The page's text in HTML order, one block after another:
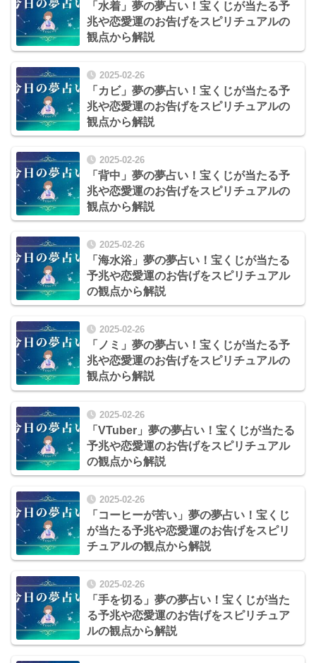
「水着」夢の夢占い！宝くじが当たる予
兆や恋愛運のお告げをスピリチュアルの
観点から解説
2025-02-26
「カビ」夢の夢占い！宝くじが当たる予
兆や恋愛運のお告げをスピリチュアルの
観点から解説
2025-02-26
「背中」夢の夢占い！宝くじが当たる予
兆や恋愛運のお告げをスピリチュアルの
観点から解説
2025-02-26
「海水浴」夢の夢占い！宝くじが当たる
予兆や恋愛運のお告げをスピリチュアル
の観点から解説
2025-02-26
「ノミ」夢の夢占い！宝くじが当たる予
兆や恋愛運のお告げをスピリチュアルの
観点から解説
2025-02-26
「VTuber」夢の夢占い！宝くじが当たる
予兆や恋愛運のお告げをスピリチュアル
の観点から解説
2025-02-26
「コーヒーが苦い」夢の夢占い！宝くじ
が当たる予兆や恋愛運のお告げをスピリ
チュアルの観点から解説
2025-02-26
「手を切る」夢の夢占い！宝くじが当た
る予兆や恋愛運のお告げをスピリチュア
ルの観点から解説